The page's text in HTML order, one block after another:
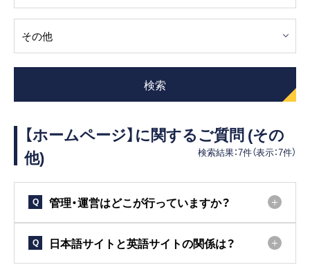
客船のご案内
寄港地ガイド
ご予約後の流れ
よくあるご質問
検索
【ホームページ】に関するご質問 (その
他)
検索結果：7件（表示：7件）
Q 管理・運営はどこが行っていますか？
Q 日本語サイトと英語サイトの関係は？